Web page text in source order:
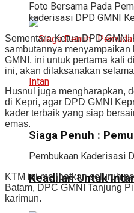
Siaga Penuh :
Keadilan Untuk
Foto Bersama Pada
kaderisasi DPD GMNI
Sementara Ketua DPD
sambutannya
GMNI, ini untuk pertama kali
ini, akan dilaksanakan
Husnul juga mengharapkan,
di Kepri, agar DPD GMNI
kader terbaik yang siap
emas.
Pembukaan Kaderisasi
KTM ini melibatkan seluruh
Batam, DPC GMNI Tanjung
karimun.